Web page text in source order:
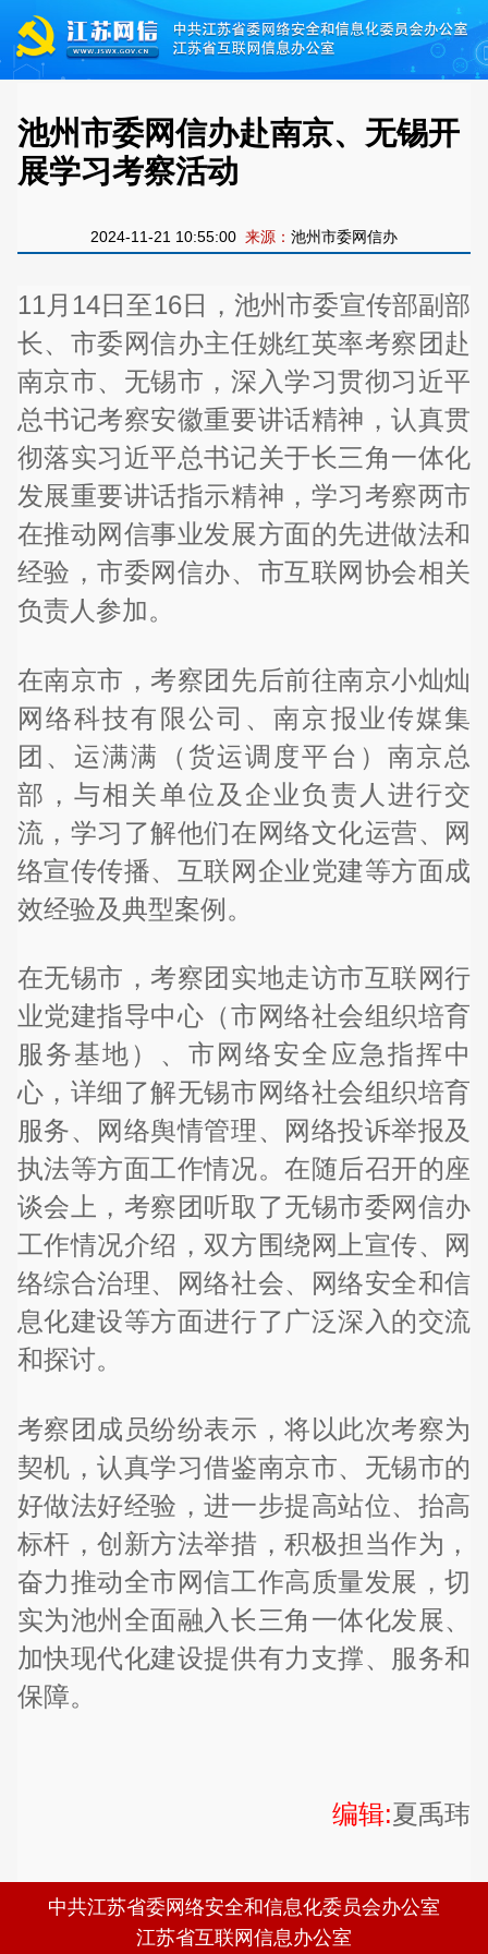
池州市委网信办赴南京、无锡开
展学习考察活动
2024-11-21 10:55:00 来源： 池州市委网信办
11月14日至16日，池州市委宣传部副部
长、市委网信办主任姚红英率考察团赴
南京市、无锡市，深入学习贯彻习近平
总书记考察安徽重要讲话精神，认真贯
彻落实习近平总书记关于长三角一体化
发展重要讲话指示精神，学习考察两市
在推动网信事业发展方面的先进做法和
经验，市委网信办、市互联网协会相关
负责人参加。
在南京市，考察团先后前往南京小灿灿
网络科技有限公司、南京报业传媒集
团、运满满（货运调度平台）南京总
部，与相关单位及企业负责人进行交
流，学习了解他们在网络文化运营、网
络宣传传播、互联网企业党建等方面成
效经验及典型案例。
在无锡市，考察团实地走访市互联网行
业党建指导中心（市网络社会组织培育
服务基地）、市网络安全应急指挥中
心，详细了解无锡市网络社会组织培育
服务、网络舆情管理、网络投诉举报及
执法等方面工作情况。在随后召开的座
谈会上，考察团听取了无锡市委网信办
工作情况介绍，双方围绕网上宣传、网
络综合治理、网络社会、网络安全和信
息化建设等方面进行了广泛深入的交流
和探讨。
考察团成员纷纷表示，将以此次考察为
契机，认真学习借鉴南京市、无锡市的
好做法好经验，进一步提高站位、抬高
标杆，创新方法举措，积极担当作为，
奋力推动全市网信工作高质量发展，切
实为池州全面融入长三角一体化发展、
加快现代化建设提供有力支撑、服务和
保障。
编辑:夏禹玮
中共江苏省委网络安全和信息化委员会办公室
江苏省互联网信息办公室